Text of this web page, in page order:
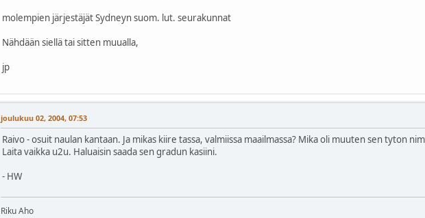
molempien järjestäjät Sydneyn suom. lut. seurakunnat
Nähdään siellä tai sitten muualla,
jp
joulukuu 02, 2004, 07:53
Raivo - osuit naulan kantaan. Ja mikas kiire tassa, valmiissa maailmassa? Mika oli muuten sen tyton
Laita vaikka u2u. Haluaisin saada sen gradun kasiini.
- HW
Riku Aho